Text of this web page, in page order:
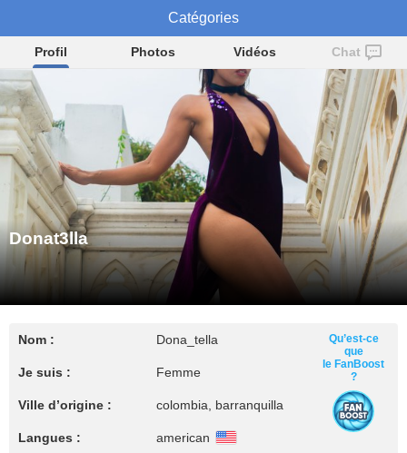
Donat3lla
Profil Photos Vidéos Chat
Donat3lla
Nom : Dona_tella
Je suis : Femme
Ville d’origine : colombia, barranquilla
Langues :
american
Qu’est-ce
que
le FanBoost
?
Catégories